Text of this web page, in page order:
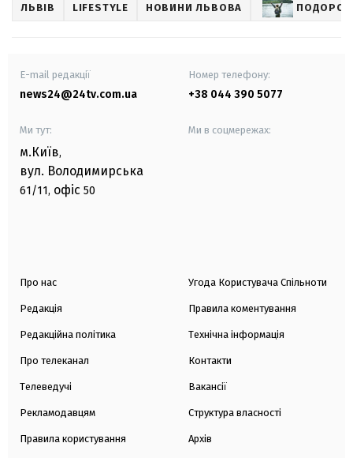
ЛЬВІВ LIFESTYLE НОВИНИ ЛЬВОВА
E-mail редакції
news24@24tv.com.ua
Номер телефону:
+38 044 390 5077
Ми тут:
м.Київ,
вул. Володимирська
61/11, офіс 50
Ми в соцмережах:
Про нас
Редакція
Редакційна політика
Про телеканал
Телеведучі
Рекламодавцям
Правила користування
Угода Користувача Спільноти
Правила коментування
Технічна інформація
Контакти
Вакансії
Структура власності
Архів